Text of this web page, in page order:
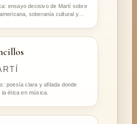
ensayo decisivo de Martí sobre
soberanía cultural y…
poesía clara y afilada donde
ética en música.